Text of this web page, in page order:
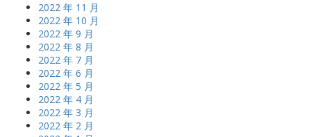
2022 年 11 月
2022 年 10 月
2022 年 9 月
2022 年 8 月
2022 年 7 月
2022 年 6 月
2022 年 5 月
2022 年 4 月
2022 年 3 月
2022 年 2 月